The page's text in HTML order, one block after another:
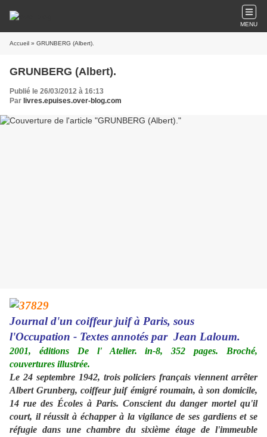
MENU
Accueil » GRUNBERG (Albert).
GRUNBERG (Albert).
Publié le 26/03/2012 à 16:13
Par livres.epuises.over-blog.com
Journal d'un coiffeur juif à Paris, sous
l'Occupation - Textes annotés par Jean Laloum.
2001, éditions De l' Atelier. in-8, 352 pages. Broché,
couvertures illustrée.
Le 24 septembre 1942, trois policiers français viennent arrêter
Albert Grunberg, coiffeur juif émigré roumain, à son domicile,
14 rue des Écoles à Paris. Conscient du danger mortel qu'il
court, il réussit à échapper à la vigilance de ses gardiens et se
réfugie dans une chambre du sixième étage de l'immeuble